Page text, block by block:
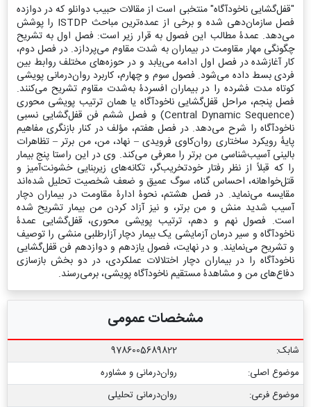
"قفل‌گشایی ناخودآگاه" منتخبی است از مقالات حبیب دوانلو که در دوازده
فصل سازمان‌دهی شده و برخی از عمده‌ترین مباحث ISTDP را پوشش
می‌دهد. عمدۀ مطالب این فصول به قرار زیر است: فصل اول به تشریح
چگونگی مهار مقاومت در بیماران به شدت مقاوم می‌پردازد. در فصل دوم،
کار آغاز‌شده در فصل اول ادامه می‌یابد و در حوزه‌های مختلف روابط بین
فردی بسط داده می‌شود. فصول سوم و چهارم، کاربرد روان‌درمانی پویشی
کوتاه مدت فشرده را در بیماران افسردۀ به‌شدت مقاوم تشریح می‌کنند.
فصل پنجم، مراحل قفل‌گشایی ناخودآگاه یا همان ترتیب پویشی محوری
(Central Dynamic Sequence) و فصل ششم فن قفل‌گشایی نسبی
ناخودآگاه را شرح می‌دهد. در فصل هفتم، مؤلف در کنار بازنگری مفاهیم
پایه‌ٔ رویکرد ساختاری روان‌کاوی فرویدی – نهاد، من، من برتر – تظاهرات
بالینی آسیب‌شناسی من برتر را معرفی می‌کند. وی در این راستا پنج بیمار
را که قبلاً از نظر رفتار خود‌تخریب‌گر، تکانه‌های زیربنایی خشونت‌آمیز و
قتل‌خواهانه، احساس گناه، سوگ عمیق و ضعف شخصیت تحلیل شده‌اند
مقایسه می‌نماید. در فصل هشتم، نحوۀ ادارۀ مقاومت در بیماران دچار
آسیب شدید منش و من برتر، و نیز آزاد کردن من بیمار تشریح شده
است. فصول نهم و دهم، ترتیب پویشی محوری، قفل‌گشایی عمدۀ
ناخودآگاه و سیر درمان آزمایشی یک بیمار دچار آزارطلبی منشی را توصیف
و تشریح می‌نمایند. و در نهایت، فصول یازدهم و دوازدهم فن قفل‌گشایی
ناخودآگاه را در بیماران دچار اختلالات عملکردی، در دو بخش بازسازی
دفاع‌های من و مشاهدۀ مستقیم ناخودآگاه پویشی، برمی‌رسند.
مشخصات عمومی
شابک:
9786005689822
موضوع اصلی:
روان‌درمانی و مشاوره
موضوع فرعی:
روان‏‌درمانی تحلیلی